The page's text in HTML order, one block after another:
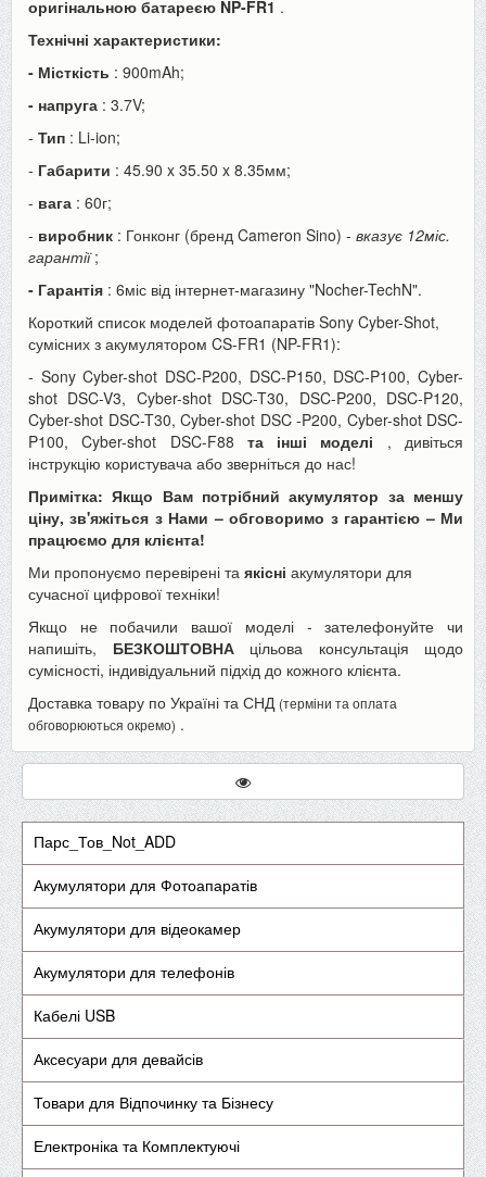
оригінальною батареєю NP-FR1 .
Технічні характеристики:
- Місткість : 900mAh;
- напруга : 3.7V;
- Тип : Li-ion;
- Габарити : 45.90 x 35.50 x 8.35мм;
- вага : 60г;
- виробник : Гонконг (бренд Cameron Sino) - вказує 12міс.
гарантії;
- Гарантія : 6міс від інтернет-магазину "Nocher-TechN".
Короткий список моделей фотоапаратів Sony Cyber-Shot,
сумісних з акумулятором CS-FR1 (NP-FR1):
- Sony Cyber-shot DSC-P200, DSC-P150, DSC-P100, Cyber-
shot DSC-V3, Cyber-shot DSC-T30, DSC-P200, DSC-P120,
Cyber-shot DSC-T30, Cyber-shot DSC -P200, Cyber-shot DSC-
P100, Cyber-shot DSC-F88 та інші моделі , дивіться
інструкцію користувача або зверніться до нас!
Примітка: Якщо Вам потрібний акумулятор за меншу
ціну, зв'яжіться з Нами – обговоримо з гарантією – Ми
працюємо для клієнта!
Ми пропонуємо перевірені та якісні акумулятори для
сучасної цифрової техніки!
Якщо не побачили вашої моделі - зателефонуйте чи
напишіть, БЕЗКОШТОВНАцільова консультація щодо
сумісності, індивідуальний підхід до кожного клієнта.
Доставка товару по Україні та СНД (терміни та оплата
обговорюються окремо) .
Парс_Тов_Not_ADD
Акумулятори для Фотоапаратів
Акумулятори для відеокамер
Акумулятори для телефонів
Кабелі USB
Аксесуари для девайсів
Товари для Відпочинку та Бізнесу
Електроніка та Комплектуючі